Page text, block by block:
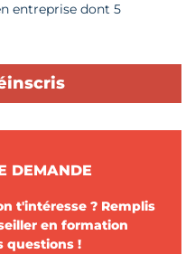
entreprise dont 5
DEMANDE
t'intéresse ? Remplis
en formation
questions !